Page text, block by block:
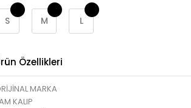
S M L
Özellikleri
MARKA
KALIP